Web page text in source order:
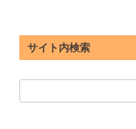
サイト内検索